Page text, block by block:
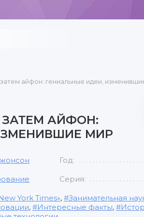
айфон: гениальные идеи,
ЗАТЕМ АЙФОН:
МИР
Год:
Серия:
York Times», Занимательная
, Интересные факты,